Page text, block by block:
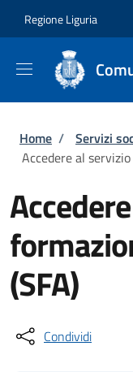
Regione Liguria
Briciole di
Home / Servizi
Accedere al
(SFA)
Condividi